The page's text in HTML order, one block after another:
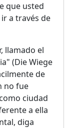
que usted
a través de
llamado el
(Die Wiege
de
no fue
ciudad
a ella
diga